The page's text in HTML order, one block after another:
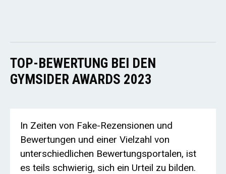
TOP-BEWERTUNG BEI DEN
GYMSIDER AWARDS 2023
In Zeiten von Fake-Rezensionen und
Bewertungen und einer Vielzahl von
unterschiedlichen Bewertungsportalen, ist
es teils schwierig, sich ein Urteil zu bilden.